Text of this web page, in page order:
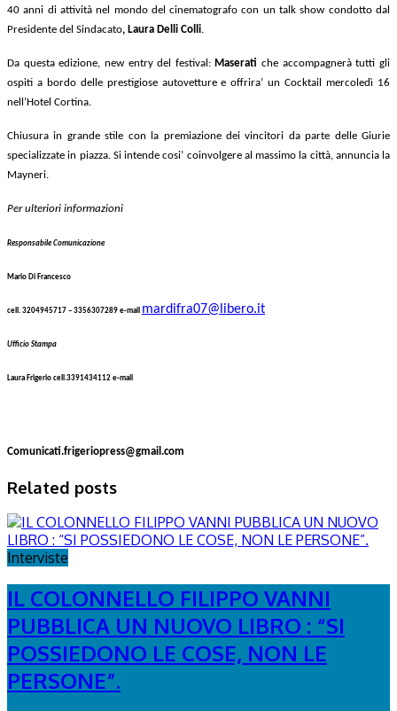
40 anni di attività nel mondo del cinematografo con un talk show condotto dal
Presidente del Sindacato, Laura Delli Colli.
Da questa edizione, new entry del festival:Maserati che accompagnerà tutti gli
ospiti a bordo delle prestigiose autovetture e offrira’ un Cocktail mercoledì 16
nell’Hotel Cortina.
Chiusura in grande stile con la premiazione dei vincitori da parte delle Giurie
specializzate in piazza. Si intende cosi’ coinvolgere al massimo la città, annuncia la
Mayneri.
Per ulteriori informazioni
Responsabile Comunicazione
Mario Di Francesco
cell. 3204945717 – 3356307289 e-mail mardifra07@libero.it
Ufficio Stampa
Laura Frigerio cell.3391434112 e-mail
Comunicati.frigeriopress@gmail.com
Related posts
Interviste
IL COLONNELLO FILIPPO VANNI
PUBBLICA UN NUOVO LIBRO : “SI
POSSIEDONO LE COSE, NON LE
PERSONE”.